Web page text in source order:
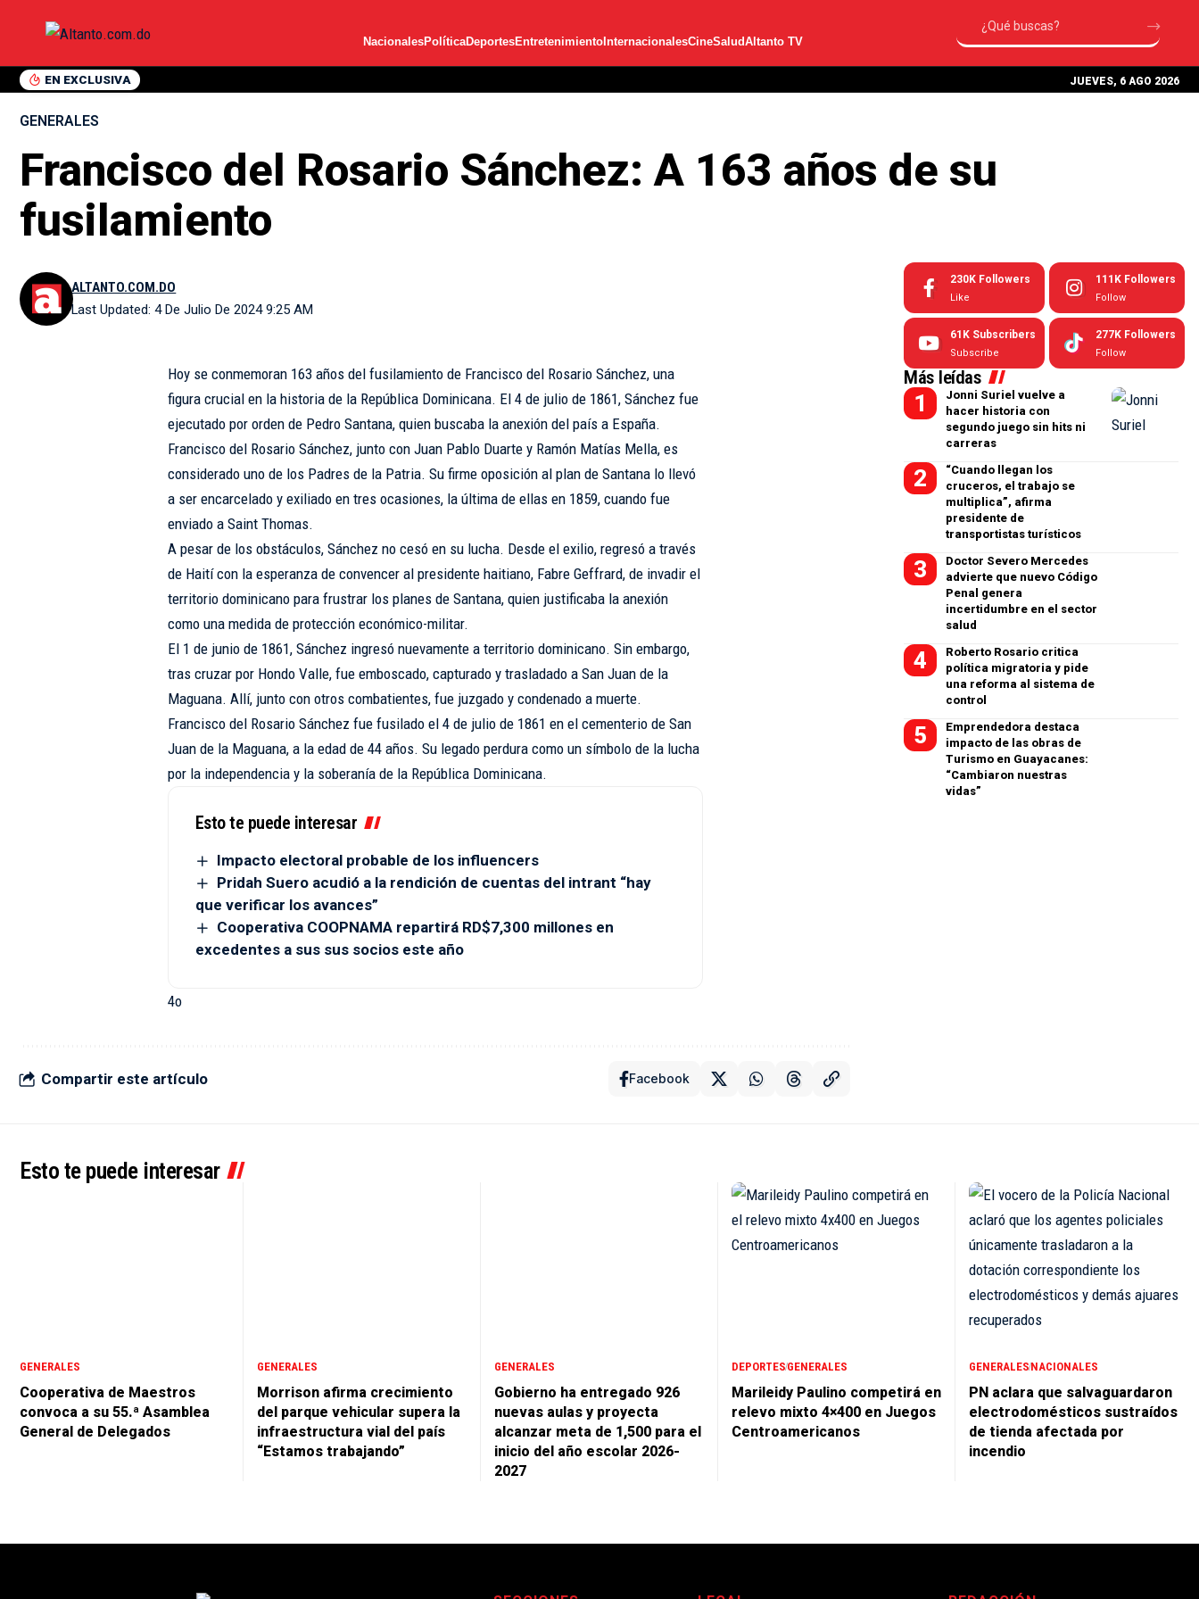
NacionalesPolíticaDeportesEntretenimiento InternacionalesCineSaludAltanto TV
EN EXCLUSIVA JUEVES, 6 AGO 2026
GENERALES
Francisco del Rosario Sánchez: A 163 años de su
fusilamiento
Last Updated: 4 De Julio De 2024 9:25 AM
ALTANTO.COM.DO
Hoy se conmemoran 163 años del fusilamiento de Francisco del Rosario Sánchez, una
figura crucial en la historia de la República Dominicana. El 4 de julio de 1861, Sánchez fue
ejecutado por orden de Pedro Santana, quien buscaba la anexión del país a España.
Francisco del Rosario Sánchez, junto con Juan Pablo Duarte y Ramón Matías Mella, es
considerado uno de los Padres de la Patria. Su firme oposición al plan de Santana lo llevó
a ser encarcelado y exiliado en tres ocasiones, la última de ellas en 1859, cuando fue
enviado a Saint Thomas.
A pesar de los obstáculos, Sánchez no cesó en su lucha. Desde el exilio, regresó a través
de Haití con la esperanza de convencer al presidente haitiano, Fabre Geffrard, de invadir el
territorio dominicano para frustrar los planes de Santana, quien justificaba la anexión
como una medida de protección económico-militar.
El 1 de junio de 1861, Sánchez ingresó nuevamente a territorio dominicano. Sin embargo,
tras cruzar por Hondo Valle, fue emboscado, capturado y trasladado a San Juan de la
Maguana. Allí, junto con otros combatientes, fue juzgado y condenado a muerte.
Francisco del Rosario Sánchez fue fusilado el 4 de julio de 1861 en el cementerio de San
Juan de la Maguana, a la edad de 44 años. Su legado perdura como un símbolo de la lucha
por la independencia y la soberanía de la República Dominicana.
Esto te puede interesar
Impacto electoral probable de los influencers
Pridah Suero acudió a la rendición de cuentas del intrant “hay
que verificar los avances”
Cooperativa COOPNAMA repartirá RD$7,300 millones en
excedentes a sus sus socios este año
4o
Compartir este artículo Facebook
230K Followers
Like
111K Followers
Follow
61K Subscribers
Subscribe
277K Followers
Follow
Más leídas
Jonni Suriel vuelve a
hacer historia con
segundo juego sin hits ni
carreras
“Cuando llegan los
cruceros, el trabajo se
multiplica”, afirma
presidente de
transportistas turísticos
Doctor Severo Mercedes
advierte que nuevo Código
Penal genera
incertidumbre en el sector
salud
Roberto Rosario critica
política migratoria y pide
una reforma al sistema de
control
Emprendedora destaca
impacto de las obras de
Turismo en Guayacanes:
“Cambiaron nuestras
vidas”
Esto te puede interesar
GENERALES
Cooperativa de Maestros
convoca a su 55.ª Asamblea
General de Delegados
GENERALES
Morrison afirma crecimiento
del parque vehicular supera la
infraestructura vial del país
“Estamos trabajando”
GENERALES
Gobierno ha entregado 926
nuevas aulas y proyecta
alcanzar meta de 1,500 para el
inicio del año escolar 2026-
2027
DEPORTESGENERALES
Marileidy Paulino competirá en
relevo mixto 4×400 en Juegos
Centroamericanos
GENERALESNACIONALES
PN aclara que salvaguardaron
electrodomésticos sustraídos
de tienda afectada por
incendio